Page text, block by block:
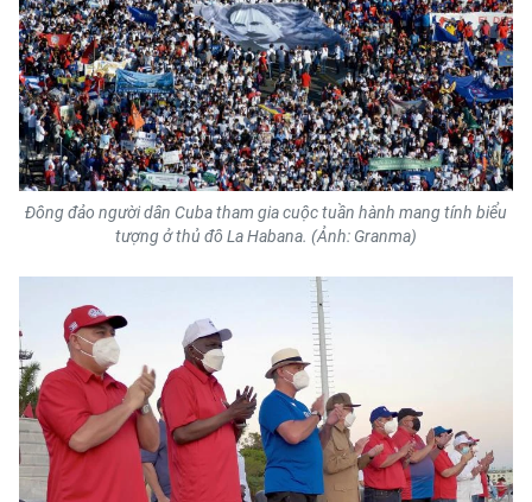
中文
FRANÇAIS
РУССКИЙ
ESPAÑOL
한국어
Đông đảo người dân Cuba tham gia cuộc tuần hành mang tính biểu
tượng ở thủ đô La Habana. (Ảnh: Granma)